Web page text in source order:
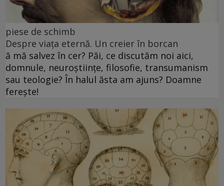
piese de schimb
Despre viața eternă. Un creier în borcan
ă mă salvez în cer? Păi, ce discutăm noi aici,
domnule, neuroștiințe, filosofie, transumanism
sau teologie? În halul ăsta am ajuns? Doamne
ferește!